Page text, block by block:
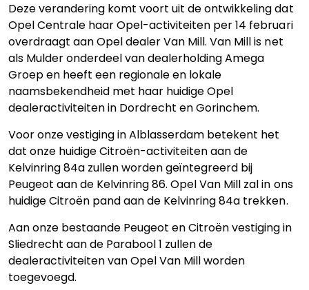
Deze verandering komt voort uit de ontwikkeling dat
Opel Centrale haar Opel-activiteiten per 14 februari
overdraagt aan Opel dealer Van Mill. Van Mill is net
als Mulder onderdeel van dealerholding Amega
Groep en heeft een regionale en lokale
naamsbekendheid met haar huidige Opel
dealeractiviteiten in Dordrecht en Gorinchem.
Voor onze vestiging in Alblasserdam betekent het
dat onze huidige Citroën-activiteiten aan de
Kelvinring 84a zullen worden geïntegreerd bij
Peugeot aan de Kelvinring 86. Opel Van Mill zal in ons
huidige Citroën pand aan de Kelvinring 84a trekken.
Aan onze bestaande Peugeot en Citroën vestiging in
Sliedrecht aan de Parabool 1 zullen de
dealeractiviteiten van Opel Van Mill worden
toegevoegd.